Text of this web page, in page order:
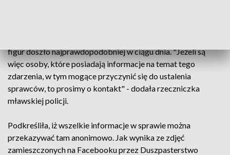
figur doszło najprawdopodobniej w ciągu dnia. "Jeżeli są
więc osoby, które posiadają informacje na temat tego
zdarzenia, w tym mogące przyczynić się do ustalenia
sprawców, to prosimy o kontakt" - dodała rzeczniczka
mławskiej policji.
Podkreśliła, iż wszelkie informacje w sprawie można
przekazywać tam anonimowo. Jak wynika ze zdjęć
zamieszczonych na Facebooku przez Duszpasterstwo